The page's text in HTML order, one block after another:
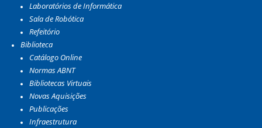
Laboratórios de Informática
Sala de Robótica
Refeitório
Biblioteca
Catálogo Online
Normas ABNT
Bibliotecas Virtuais
Novas Aquisições
Publicações
Infraestrutura